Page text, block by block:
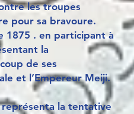
les troupes
pour sa bravoure.
1875 . en participant à
la
de ses
et l’Empereur Meiji.
la tentative